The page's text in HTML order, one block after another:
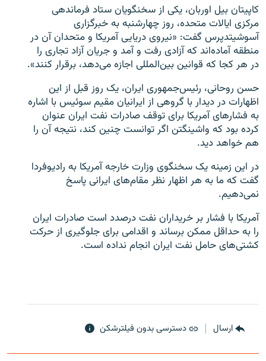
به ما بپیوندید
زبان‌های دیگر
کاپیتان بیل اوربان، یکی از سخنگویان ستاد فرماندهی
مرکزی ایالات متحده، روز چهارشنبه به خبرگزاری
آسوشیتدپرس گفت: «نیروی دریایی آمریکا و متحدان آن در
منطقه آماده‌اند که آزادی رفت و آمد و جریان آزاد تجاری را
در هر کجا که قوانین بین‌المللی اجازه می‌دهد، برقرار کنند».
حسن روحانی، رئیس‌جمهوری ایران، یک روز قبل از این
اظهارات در دیدار با گروهی از ایرانیان مقیم سوئیس با اشاره
به فشارهای آمریکا برای توقف صادرات نفت ایران عنوان
کرده بود که واشینگتن اگر توانست چنین کند، نتیجه آن را
هم خواهد دید.
در این زمینه یک سخنگوی وزارت خارجه آمریکا به رادیوفردا
گفت که ما به هر اظهار نظر مقام‌های ایرانی پاسخ
نمی‌دهیم.
آمریکا با فشار بر خریداران نفت درصدد است صادرات ایران
را به حداقل ممکن برساند و اقدامی برای جلوگیری از حرکت
کشتی‌های حامل نفت ایران انجام نداده است.
ارسال دسترسی بدون فیلترشکن